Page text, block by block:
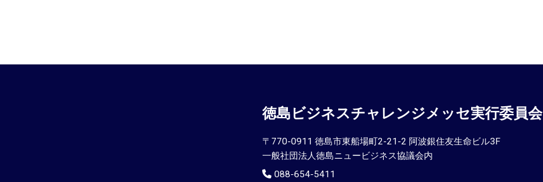
徳島ビジネスチャレンジメッセ実行委員会
〒770-0911 徳島市東船場町2-21-2 阿波銀住友生命ビル3F
一般社団法人徳島ニュービジネス協議会内
088-654-5411